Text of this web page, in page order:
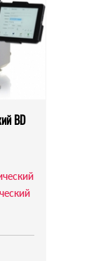
BD